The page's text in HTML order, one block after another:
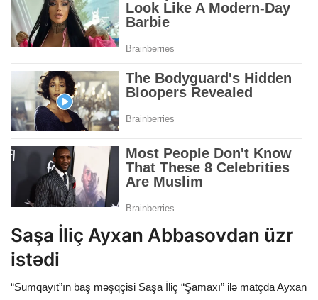
Peşə etikası
Reklam
Gündəm
Siyasət
Hadisə
Dünya
Cəmiyyət
İdman
Kriminal
Saşa İliç Ayxan Abbasovdan üzr
istədi
“Sumqayıt”ın baş məşqçisi Saşa İliç “Şamaxı” ilə matçda Ayxan